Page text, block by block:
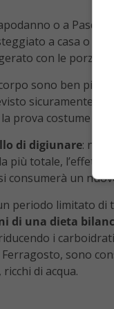
o a
a casa o al
con le porzioni
sono ben più
sicuramente
prova costume del
di digiunare:
più totale, l’effetto
consumerà un
periodo limitato
di una dieta
i
Ferragosto, sono
di acqua.